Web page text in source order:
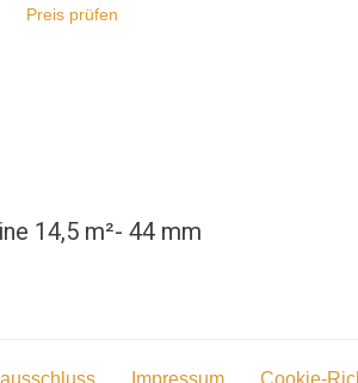
Preis prüfen
14,5 m²- 44 mm